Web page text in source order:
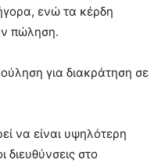
ενώ τα κέρδη
πώληση.
για διακράτηση σε
να είναι υψηλότερη
στο